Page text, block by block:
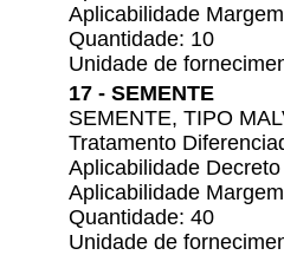
Aplicabilidade
Quantidade: 10
Unidade de
17 - SEMENTE
SEMENTE, TIPO
Tratamento
Aplicabilidade
Aplicabilidade
Quantidade: 40
Unidade de